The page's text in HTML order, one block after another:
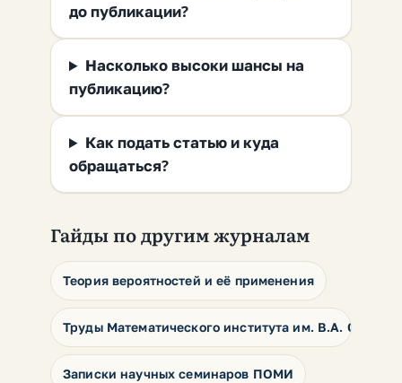
до публикации?
Насколько высоки шансы на
публикацию?
Как подать статью и куда
обращаться?
Гайды по другим журналам
Теория вероятностей и её применения
Труды Математического института им. В.А.
Записки научных семинаров ПОМИ